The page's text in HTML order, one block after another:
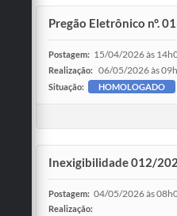
Pregão Eletrônico n°.
Postagem: 15/04/2026 às
Realização: 06/05/2026 às
Situação: HOMOLOGADO
Inexigibilidade 012/
Postagem: 04/05/2026 às
Realização: